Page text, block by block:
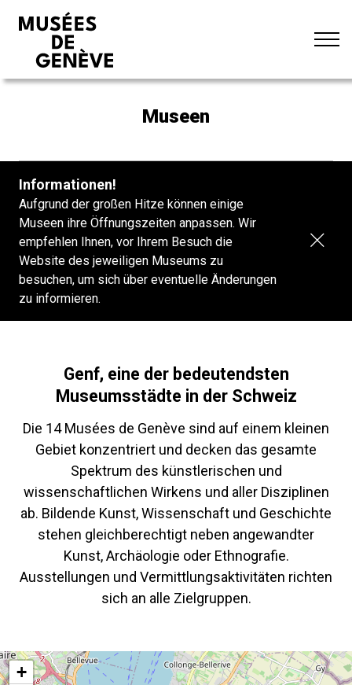
den
Aa
Museen
Informationen!
Aufgrund der großen Hitze können einige
Museen ihre Öffnungszeiten anpassen. Wir
empfehlen Ihnen, vor Ihrem Besuch die
Website des jeweiligen Museums zu
besuchen, um sich über eventuelle Änderungen
zu informieren.
Genf, eine der bedeutendsten
Museumsstädte in der Schweiz
Die 14 Musées de Genève sind auf einem kleinen
Gebiet konzentriert und decken das gesamte
Spektrum des künstlerischen und
wissenschaftlichen Wirkens und aller Disziplinen
ab. Bildende Kunst, Wissenschaft und Geschichte
stehen gleichberechtigt neben angewandter
Kunst, Archäologie oder Ethnografie.
Ausstellungen und Vermittlungsaktivitäten richten
sich an alle Zielgruppen.
+